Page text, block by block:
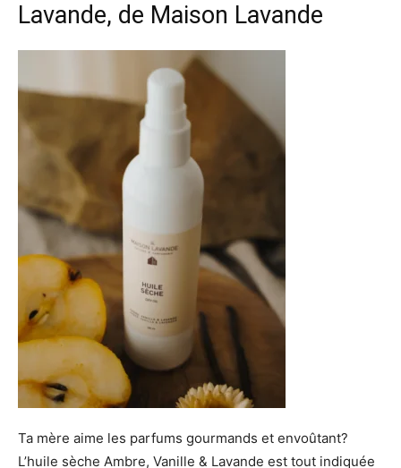
Lavande, de Maison Lavande
Ta mère aime les parfums gourmands et envoûtant?
L’huile sèche Ambre, Vanille & Lavande est tout indiquée